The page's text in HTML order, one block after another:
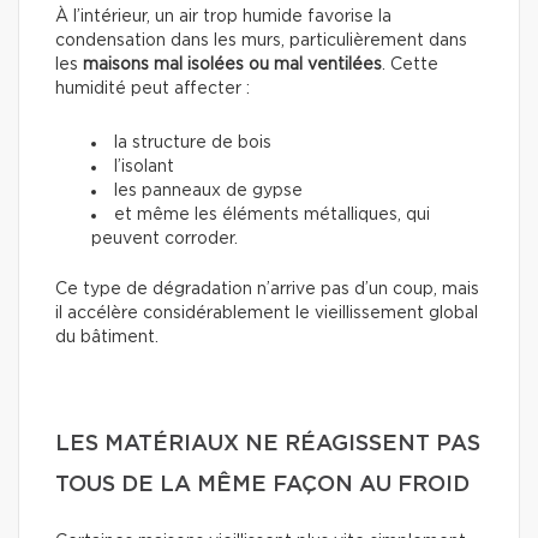
À l’intérieur, un air trop humide favorise la
condensation dans les murs, particulièrement dans
les maisons mal isolées ou mal ventilées. Cette
humidité peut affecter :
la structure de bois
l’isolant
les panneaux de gypse
et même les éléments métalliques, qui
peuvent corroder.
Ce type de dégradation n’arrive pas d’un coup, mais
il accélère considérablement le vieillissement global
du bâtiment.
LES MATÉRIAUX NE RÉAGISSENT PAS
TOUS DE LA MÊME FAÇON AU FROID